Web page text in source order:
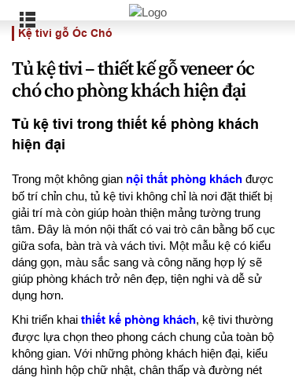
Kệ tivi gỗ Óc Chó
Tủ kệ tivi – thiết kế gỗ veneer óc
chó cho phòng khách hiện đại
Tủ kệ tivi trong thiết kế phòng khách
hiện đại
Trong một không gian nội thất phòng khách được
bố trí chỉn chu, tủ kệ tivi không chỉ là nơi đặt thiết bị
giải trí mà còn giúp hoàn thiện mảng tường trung
tâm. Đây là món nội thất có vai trò cân bằng bố cục
giữa sofa, bàn trà và vách tivi. Một mẫu kệ có kiểu
dáng gọn, màu sắc sang và công năng hợp lý sẽ
giúp phòng khách trở nên đẹp, tiện nghi và dễ sử
dụng hơn.
Khi triển khai thiết kế phòng khách, kệ tivi thường
được lựa chọn theo phong cách chung của toàn bộ
không gian. Với những phòng khách hiện đại, kiểu
dáng hình hộp chữ nhật, chân thấp và đường nét